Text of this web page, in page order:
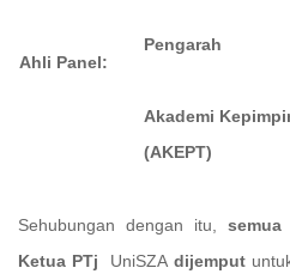
Ahli Panel:
Pengarah
Akademi
(AKEPT)
Sehubungan dengan itu,
Ketua PTj UniSZA dijemput